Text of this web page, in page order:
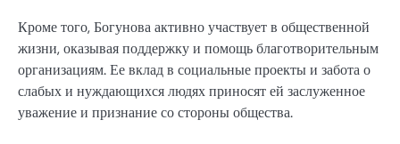
Кроме того, Богунова активно участвует в общественной
жизни, оказывая поддержку и помощь благотворительным
организациям. Ее вклад в социальные проекты и забота о
слабых и нуждающихся людях приносят ей заслуженное
уважение и признание со стороны общества.